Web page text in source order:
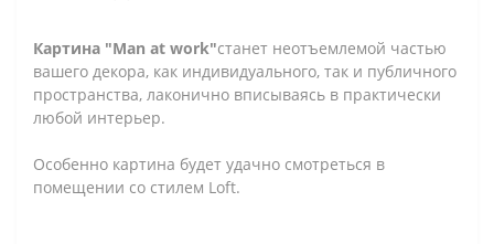
Картина "Man at work"станет неотъемлемой частью
вашего декора, как индивидуального, так и публичного
пространства, лаконично вписываясь в практически
любой интерьер.
Особенно картина будет удачно смотреться в
помещении со стилем Loft.